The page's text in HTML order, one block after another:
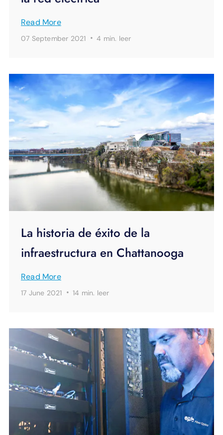
Read More
07 September 2021 ·4 min. leer
La historia de éxito de la
infraestructura en Chattanooga
Read More
17 June 2021 ·14 min. leer